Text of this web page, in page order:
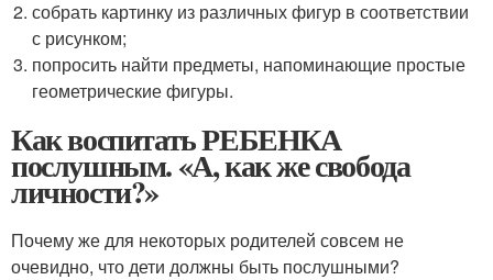
собрать картинку из различных фигур в соответствии
с рисунком;
попросить найти предметы, напоминающие простые
геометрические фигуры.
Как воспитать РЕБЕНКА
послушным. «А, как же свобода
личности?»
Почему же для некоторых родителей совсем не
очевидно, что дети должны быть послушными?